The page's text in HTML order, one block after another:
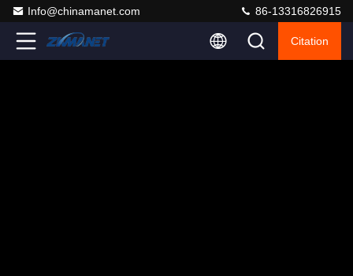
Info@chinamanet.com 86-13316826915
Citation